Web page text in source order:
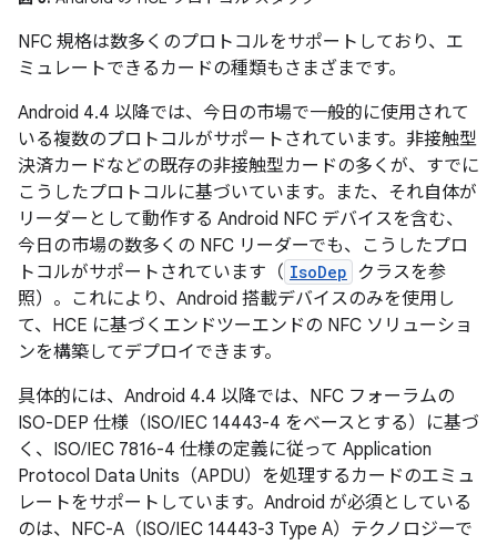
NFC 規格は数多くのプロトコルをサポートしており、エ
ミュレートできるカードの種類もさまざまです。
Android 4.4 以降では、今日の市場で一般的に使用されて
いる複数のプロトコルがサポートされています。非接触型
決済カードなどの既存の非接触型カードの多くが、すでに
こうしたプロトコルに基づいています。また、それ自体が
リーダーとして動作する Android NFC デバイスを含む、
今日の市場の数多くの NFC リーダーでも、こうしたプロ
トコルがサポートされています（ IsoDep
クラスを参
照）。これにより、Android 搭載デバイスのみを使用し
て、HCE に基づくエンドツーエンドの NFC ソリューショ
ンを構築してデプロイできます。
具体的には、Android 4.4 以降では、NFC フォーラムの
ISO-DEP 仕様（ISO/IEC 14443-4 をベースとする）に基づ
く、ISO/IEC 7816-4 仕様の定義に従って Application
Protocol Data Units（APDU）を処理するカードのエミュ
レートをサポートしています。Android が必須としている
のは、NFC-A（ISO/IEC 14443-3 Type A）テクノロジーで